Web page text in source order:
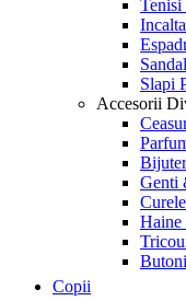
Tenisi
Slapi
Accesorii
Genti
Haine
Copii